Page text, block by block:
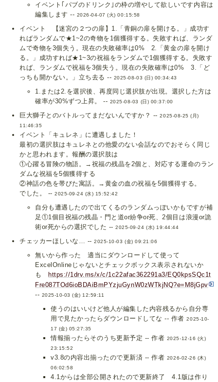
イベント｢パブのドリンク｣の枠の増やして欲しいです内容は
編集します -- 2026-04-07 (火) 00:15:58
イベント 【迷宮の２つの扉】1.「青銅の扉を開ける。」成功す
ればランダムで★1~2の奇物を1個獲得する。失敗すれば、ランダ
ムで奇物を3個失う。現在の失敗確率は0% 2.「黄金の扉を開け
る。」成功すれば★1~3の祝福をランダムで1個獲得する。失敗す
れば、ランダムで祝福を3個失う。現在の失敗確率は0% 3.「ど
っちも開かない。」立ち去る -- 2025-08-03 (日) 00:34:43
1.または2.を選択後、再度同じ選択肢が出現。選択した方は
確率が30%ずつ上昇。 -- 2025-08-03 (日) 00:37:00
巨大獅子とのバトルってまだないんですか？ --2025-08-25 (月)
11:46:35
イベント「キュレネ」に遭遇しました！
最初の選択肢はキュレネとの他愛のない会話なのでおそらく同じ
かと思われます。報酬の選択肢は
①心躍る冒険の物語。→祝福の残晶を2個と、対応する運命のラン
ダムな祝福を5個獲得する
②神話の色を帯びた寓話。→黄金の血の祝福を5個獲得する。
でした。 --2025-09-24 (水) 15:52:42
自分も遭遇したので出てくるのランダムっぽいかもですが補
足①1個目祝福の残晶・門と道or紛争or死、2個目は浪漫or詭
術or死からの選択でした --2025-09-24 (水) 19:44:44
チェッカーほしいな… --2025-10-03 (金) 09:21:06
無いから作った 適当にダウンロードして使って
ExcelOnlineじゃないとチェックボックス表示されないか
も
https://1drv.ms/x/c/1c22afac362291a3/EQ0kpsSQc1t
Fre087TOd6ioBDAiBmPYzjuGynW0zWTkjNQ?e=M8jGpv
-- 2025-10-03 (金) 12:59:11
使うのはいいけど他人が編集した内容残るから自分専
用で見たかったらダウンロードしてな -- 作者2025-10-
17 (金) 05:27:35
情報揃ったらそのうち更新予定 -- 作者 2025-12-16 (火)
23:15:52
v3.8の内容出揃ったので更新済 -- 作者 2026-02-26 (木)
06:02:58
4.1からは全部公開されたので更新終了 4.1版は作り